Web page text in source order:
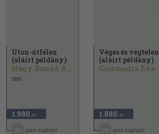
Úton-útfélen
(aláírt példány)
Nagy Bandó András
1986
1.980 ,-Ft
pont kapható
Véges és végtelen
(aláírt példány)
Csizmadia Éva
1.880 ,-Ft
pont kapható